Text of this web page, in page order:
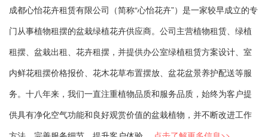
成都心怡花卉租赁有限公司（简称“心怡花卉”）是一家较早成立的专
门从事植物租摆的盆栽绿植花卉供应商。公司主营植物租赁、绿植
租摆、盆栽出租、花卉租摆，并提供办公室绿植租赁方案设计、室
内鲜花租摆价格报价、花木花草布置摆放、盆花盆景养护配送等服
务。十八年来，我们一直注重植物品质和服务品质，始终为客户提
供具有净化空气功能和良好观赏价值的盆栽植物，并不断改进工作